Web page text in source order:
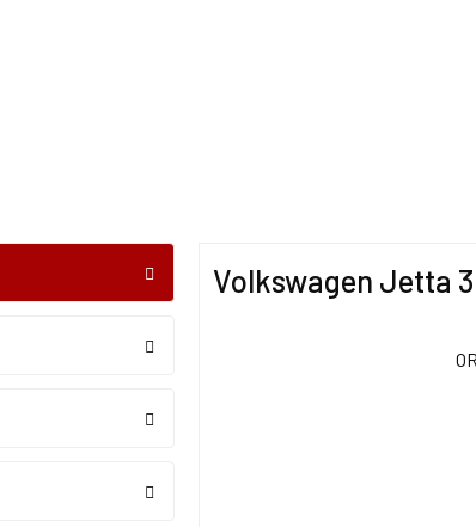
Volkswagen Jetta 3